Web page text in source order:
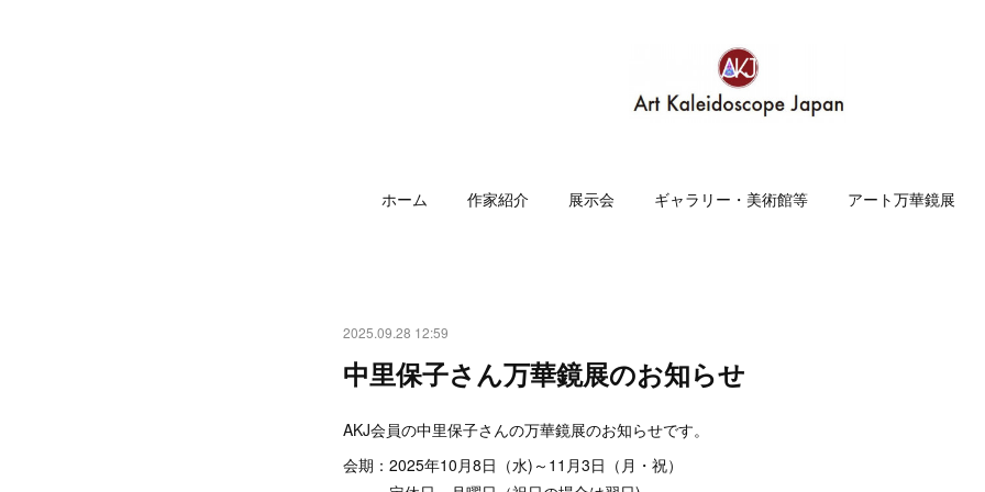
ホーム 作家紹介 展示会 ギャラリー・美術館等 アート万華鏡展
2025.09.28 12:59
中里保子さん万華鏡展のお知らせ
AKJ会員の中里保子さんの万華鏡展のお知らせです。
会期：2025年10月8日（水)～11月3日（月・祝）